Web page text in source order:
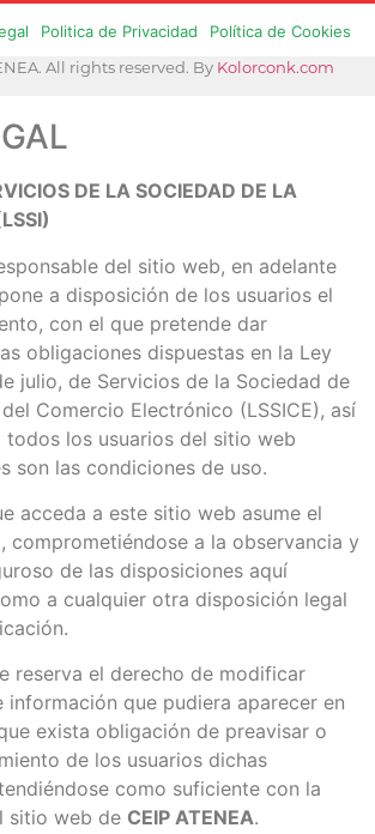
Politica de Privacidad
Política de Cookies
All rights reserved. By Kolorconk.com
DE LA SOCIEDAD DE LA
del sitio web, en adelante
pone a disposición de los usuarios el
con el que pretende dar
obligaciones dispuestas en la Ley
julio, de Servicios de la Sociedad de
Comercio Electrónico (LSSICE), así
los usuarios del sitio web
son las condiciones de uso.
acceda a este sitio web asume el
comprometiéndose a la observancia y
de las disposiciones aquí
a cualquier otra disposición legal
reserva el derecho de modificar
información que pudiera aparecer en
exista obligación de preavisar o
de los usuarios dichas
como suficiente con la
sitio web de CEIP ATENEA.